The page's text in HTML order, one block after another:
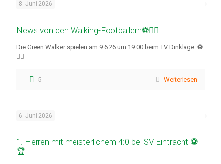
8. Juni 2026
News von den Walking-Footballern⚽🚶‍♂️
Die Green Walker spielen am 9.6.26 um 19:00 beim TV Dinklage. ⚽
🚶‍♂️
5 Weiterlesen
6. Juni 2026
1. Herren mit meisterlichem 4:0 bei SV Eintracht ⚽
🏆